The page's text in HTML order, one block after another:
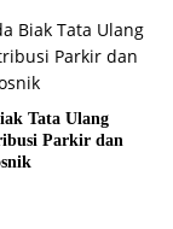
Tata Ulang
Parkir dan